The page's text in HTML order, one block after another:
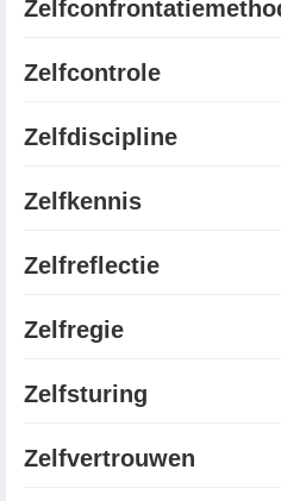
Zelfcontrole
Zelfdiscipline
Zelfkennis
Zelfreflectie
Zelfregie
Zelfsturing
Zelfvertrouwen